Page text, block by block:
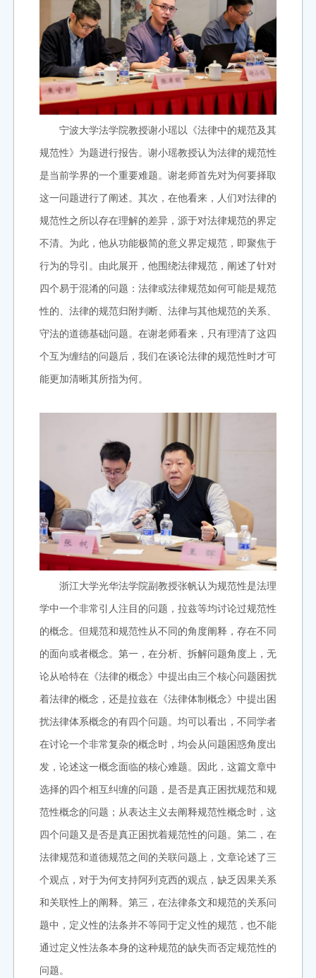
宁波大学法学院教授谢小瑶以《法律中的规范及其
规范性》为题进行报告。 谢小瑶教授认为法律的规范性
是当前学界的一个重要难题。谢老师首先对为何要择取
这一问题进行了阐述。其次，在他看来，人们对法律的
规范性之所以存在理解的差异，源于对法律规范的界定
不清。为此，他从功能极简的意义界定规范，即聚焦于
行为的导引。由此展开，他围绕法律规范，阐述了针对
四个易于混淆的问题：法律或法律规范如何可能是规范
性的、法律的规范归附判断、法律与其他规范的关系、
守法的道德基础问题。 在谢老师看来，只有理清了这四
个互为缠结的问题后，我们在谈论法律的规范性时才可
能更加清晰其所指为何。
浙江大学光华法学院副教授张帆认为规范性是法理
学中一个非常引人注目的问题，拉兹等均讨论过规范性
的概念。但规范和规范性从不同的角度阐释，存在不同
的面向或者概念。第一，在分析、拆解问题角度上，无
论从哈特在《法律的概念》中提出由三个核心问题困扰
着法律的概念，还是拉兹在《法律体制概念》中提出困
扰法律体系概念的有四个问题。均可以看出，不同学者
在讨论一个非常复杂的概念时，均会从问题困惑角度出
发，论述这一概念面临的核心难题。因此，这篇文章中
选择的四个相互纠缠的问题，是否是真正困扰规范和规
范性概念的问题；从表达主义去阐释规范性概念时，这
四个问题又是否是真正困扰着规范性的问题。第二，在
法律规范和道德规范之间的关联问题上，文章论述了三
个观点，对于为何支持阿列克西的观点，缺乏因果关系
和关联性上的阐释。第三，在法律条文和规范的关系问
题中，定义性的法条并不等同于定义性的规范，也不能
通过定义性法条本身的这种规范的缺失而否定规范性的
问题。